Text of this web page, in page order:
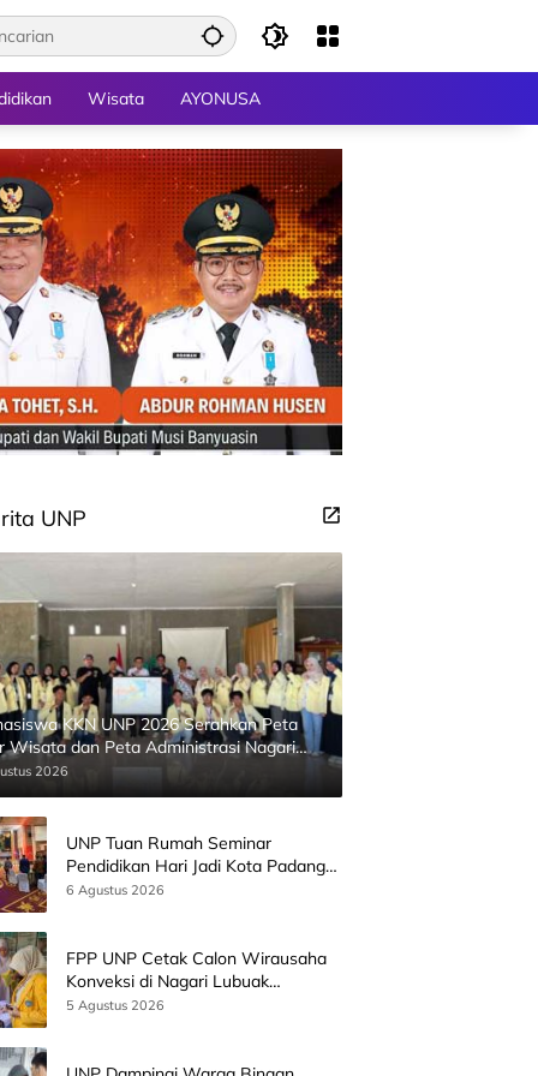
Wisata AYONUSA
UNP
KKN UNP 2026 Serahkan Peta
Wisata dan Peta Administrasi Nagari
2026
UNP Tuan Rumah Seminar
Pendidikan Hari Jadi Kota Padang
Bersama Wamen Diktisainstek dan
6 Agustus 2026
FPP UNP Cetak Calon Wirausaha
Konveksi di Nagari Lubuak
Batingkok Limapuluh Kota
5 Agustus 2026